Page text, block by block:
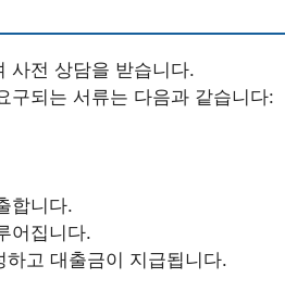
사전 상담을 받습니다.
구되는 서류는 다음과 같습니다:
합니다.
어집니다.
고 대출금이 지급됩니다.